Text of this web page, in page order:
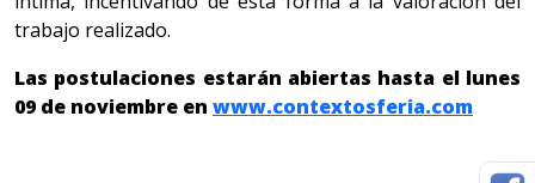
trabajo realizado.
Las postulaciones estarán abiertas hasta el lunes
09 de noviembre en www.contextosferia.com